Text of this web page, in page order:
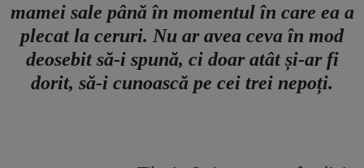
mamei sale până în momentul în care ea a
plecat la ceruri. Nu ar avea ceva în mod
deosebit să-i spună, ci doar atât și-ar fi
dorit, să-i cunoască pe cei trei nepoți.